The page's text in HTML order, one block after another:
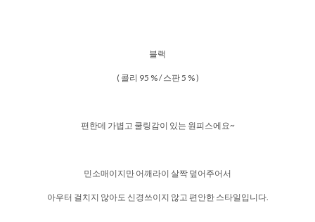
블랙
( 콜리 95 % / 스판 5 % )
편한데 가볍고 쿨링감이 있는 원피스에요~
민소매이지만 어깨라이 살짝 덮어주어서
아우터 걸치지 않아도 신경쓰이지 않고 편안한 스타일입니다.